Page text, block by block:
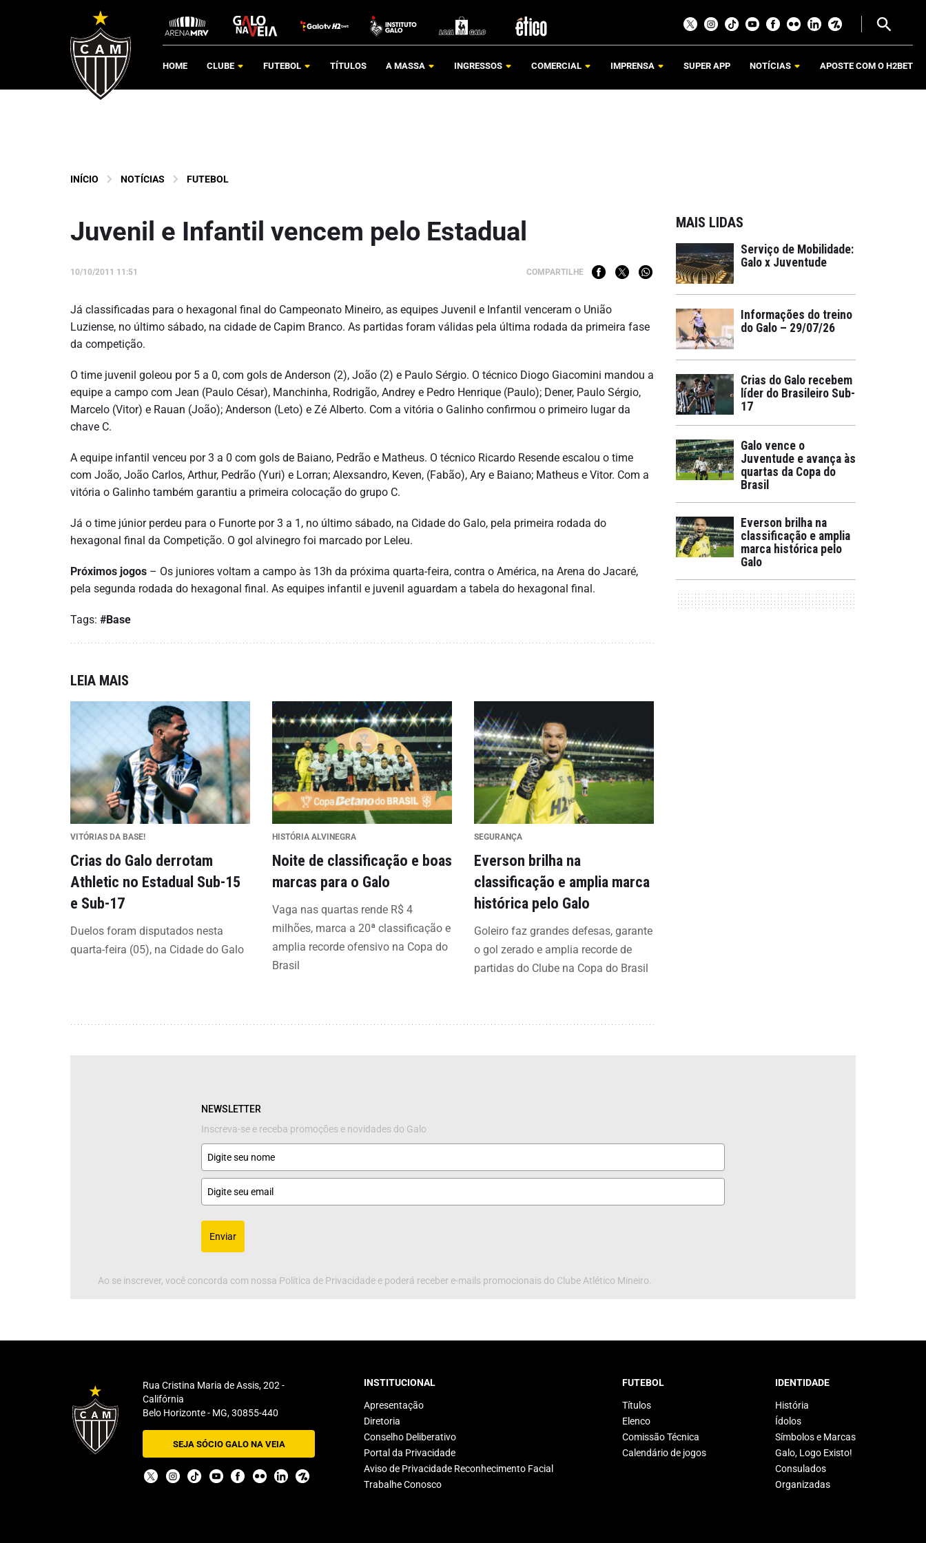
HOME CLUBE FUTEBOL TÍTULOS A MASSA INGRESSOS COMERCIAL IMPRENSA SUPER APP NOTÍCIAS APOSTE COM O H2BET
INÍCIO NOTÍCIAS FUTEBOL
Juvenil e Infantil vencem pelo Estadual
10/10/2011 11:51 COMPARTILHE
Já classificadas para o hexagonal final do Campeonato Mineiro, as equipes Juvenil e Infantil venceram o União
Luziense, no último sábado, na cidade de Capim Branco. As partidas foram válidas pela última rodada da primeira fase
da competição.
O time juvenil goleou por 5 a 0, com gols de Anderson (2), João (2) e Paulo Sérgio. O técnico Diogo Giacomini mandou a
equipe a campo com Jean (Paulo César), Manchinha, Rodrigão, Andrey e Pedro Henrique (Paulo); Dener, Paulo Sérgio,
Marcelo (Vitor) e Rauan (João); Anderson (Leto) e Zé Alberto. Com a vitória o Galinho confirmou o primeiro lugar da
chave C.
A equipe infantil venceu por 3 a 0 com gols de Baiano, Pedrão e Matheus. O técnico Ricardo Resende escalou o time
com João, João Carlos, Arthur, Pedrão (Yuri) e Lorran; Alexsandro, Keven, (Fabão), Ary e Baiano; Matheus e Vitor. Com a
vitória o Galinho também garantiu a primeira colocação do grupo C.
Já o time júnior perdeu para o Funorte por 3 a 1, no último sábado, na Cidade do Galo, pela primeira rodada do
hexagonal final da Competição. O gol alvinegro foi marcado por Leleu.
Próximos jogos – Os juniores voltam a campo às 13h da próxima quarta-feira, contra o América, na Arena do Jacaré,
pela segunda rodada do hexagonal final. As equipes infantil e juvenil aguardam a tabela do hexagonal final.
Tags: #Base
LEIA MAIS
VITÓRIAS DA BASE!
Crias do Galo derrotam
Athletic no Estadual Sub-15
e Sub-17
Duelos foram disputados nesta
quarta-feira (05), na Cidade do Galo
HISTÓRIA ALVINEGRA
Noite de classificação e boas
marcas para o Galo
Vaga nas quartas rende R$ 4
milhões, marca a 20ª classificação e
amplia recorde ofensivo na Copa do
Brasil
SEGURANÇA
Everson brilha na
classificação e amplia marca
histórica pelo Galo
Goleiro faz grandes defesas, garante
o gol zerado e amplia recorde de
partidas do Clube na Copa do Brasil
MAIS LIDAS
Serviço de Mobilidade:
Galo x Juventude
Informações do treino
do Galo – 29/07/26
Crias do Galo recebem
líder do Brasileiro Sub-
17
Galo vence o
Juventude e avança às
quartas da Copa do
Brasil
Everson brilha na
classificação e amplia
marca histórica pelo
Galo
NEWSLETTER
Inscreva-se e receba promoções e novidades do Galo
Enviar
Ao se inscrever, você concorda com nossa Política de Privacidade e poderá receber e-mails promocionais do Clube Atlético Mineiro.
Rua Cristina Maria de Assis, 202 -
Califórnia
Belo Horizonte - MG, 30855-440
SEJA SÓCIO GALO NA VEIA
INSTITUCIONAL
Apresentação
Diretoria
Conselho Deliberativo
Portal da Privacidade
Aviso de Privacidade Reconhecimento Facial
Trabalhe Conosco
FUTEBOL
Títulos
Elenco
Comissão Técnica
Calendário de jogos
IDENTIDADE
História
Ídolos
Símbolos e Marcas
Galo, Logo Existo!
Consulados
Organizadas